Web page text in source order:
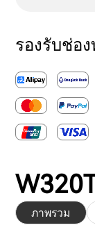
รองรับช่อง
ภาพรวม